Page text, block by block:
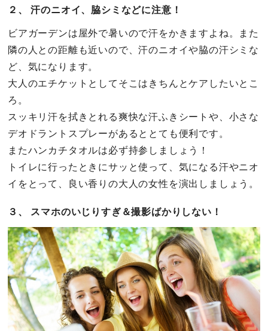
２、 汗のニオイ、脇シミなどに注意！
ビアガーデンは屋外で暑いので汗をかきますよね。また
隣の人との距離も近いので、汗のニオイや脇の汗シミな
ど、気になります。
大人のエチケットとしてそこはきちんとケアしたいとこ
ろ。
スッキリ汗を拭きとれる爽快な汗ふきシートや、小さな
デオドラントスプレーがあるととても便利です。
またハンカチタオルは必ず持参しましょう！
トイレに行ったときにサッと使って、気になる汗やニオ
イをとって、良い香りの大人の女性を演出しましょう。
３、 スマホのいじりすぎ＆撮影ばかりしない！